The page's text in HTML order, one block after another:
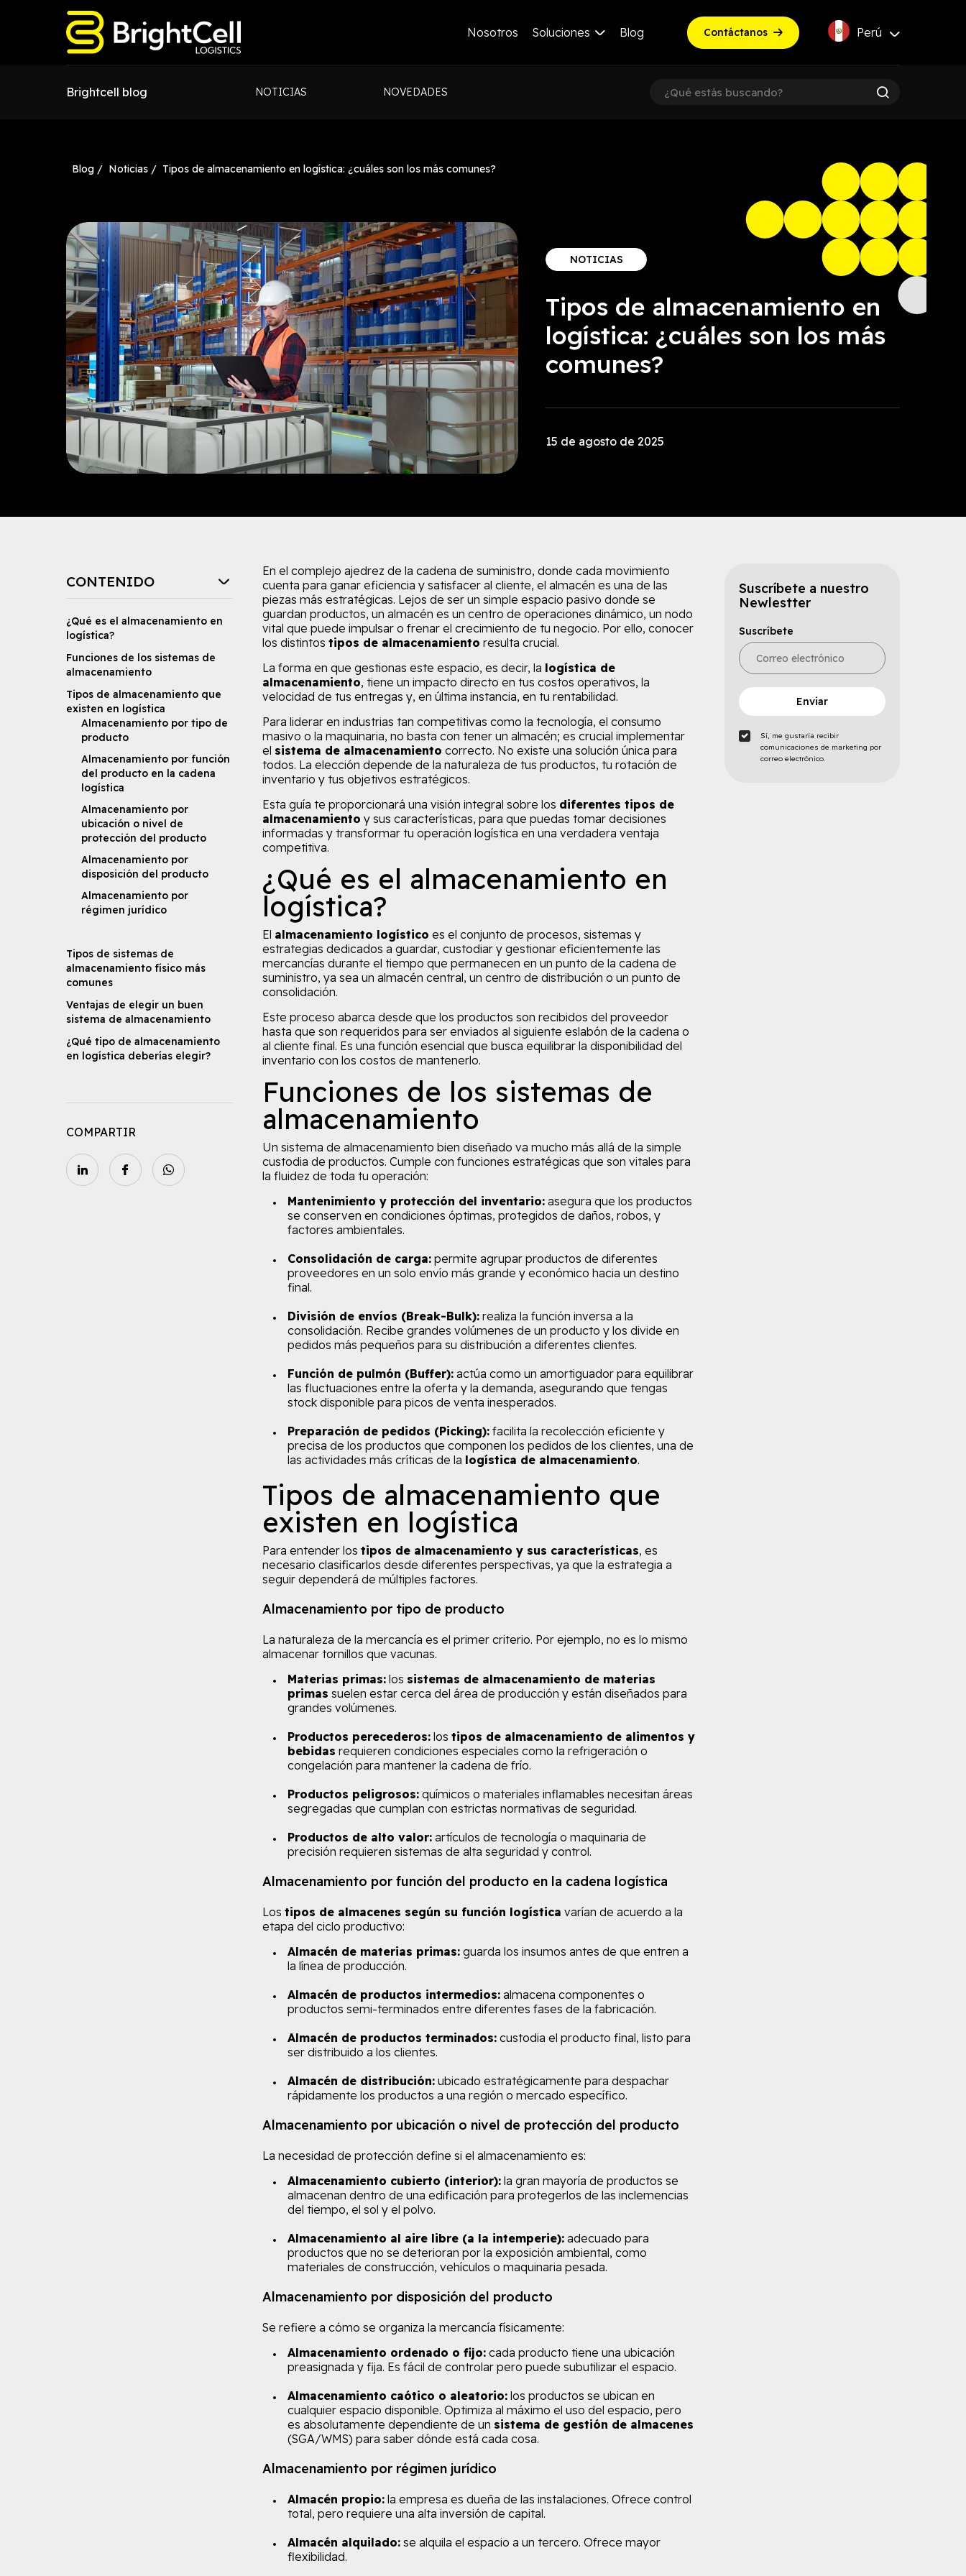
Nosotros Soluciones Blog Contáctanos Perú
Brightcell blog NOTICIAS NOVEDADES
Blog / Noticias / Tipos de almacenamiento en logística: ¿cuáles son los más comunes?
NOTICIAS
Tipos de almacenamiento en
logística: ¿cuáles son los más
comunes?
15 de agosto de 2025
CONTENIDO
¿Qué es el almacenamiento en
logística?
Funciones de los sistemas de
almacenamiento
Tipos de almacenamiento que
existen en logística
Almacenamiento por tipo de
producto
Almacenamiento por función
del producto en la cadena
logística
Almacenamiento por
ubicación o nivel de
protección del producto
Almacenamiento por
disposición del producto
Almacenamiento por
régimen jurídico
Tipos de sistemas de
almacenamiento físico más
comunes
Ventajas de elegir un buen
sistema de almacenamiento
¿Qué tipo de almacenamiento
en logística deberías elegir?
COMPARTIR
En el complejo ajedrez de la cadena de suministro, donde cada movimiento
cuenta para ganar eficiencia y satisfacer al cliente, el almacén es una de las
piezas más estratégicas. Lejos de ser un simple espacio pasivo donde se
guardan productos, un almacén es un centro de operaciones dinámico, un nodo
vital que puede impulsar o frenar el crecimiento de tu negocio. Por ello, conocer
los distintos tipos de almacenamiento resulta crucial.
La forma en que gestionas este espacio, es decir, la logística de
almacenamiento, tiene un impacto directo en tus costos operativos, la
velocidad de tus entregas y, en última instancia, en tu rentabilidad.
Para liderar en industrias tan competitivas como la tecnología, el consumo
masivo o la maquinaria, no basta con tener un almacén; es crucial implementar
el sistema de almacenamiento correcto. No existe una solución única para
todos. La elección depende de la naturaleza de tus productos, tu rotación de
inventario y tus objetivos estratégicos.
Esta guía te proporcionará una visión integral sobre los diferentes tipos de
almacenamiento y sus características, para que puedas tomar decisiones
informadas y transformar tu operación logística en una verdadera ventaja
competitiva.
¿Qué es el almacenamiento en
logística?
El almacenamiento logístico es el conjunto de procesos, sistemas y
estrategias dedicados a guardar, custodiar y gestionar eficientemente las
mercancías durante el tiempo que permanecen en un punto de la cadena de
suministro, ya sea un almacén central, un centro de distribución o un punto de
consolidación.
Este proceso abarca desde que los productos son recibidos del proveedor
hasta que son requeridos para ser enviados al siguiente eslabón de la cadena o
al cliente final. Es una función esencial que busca equilibrar la disponibilidad del
inventario con los costos de mantenerlo.
Funciones de los sistemas de
almacenamiento
Un sistema de almacenamiento bien diseñado va mucho más allá de la simple
custodia de productos. Cumple con funciones estratégicas que son vitales para
la fluidez de toda tu operación:
Mantenimiento y protección del inventario:asegura que los productos
se conserven en condiciones óptimas, protegidos de daños, robos, y
factores ambientales.
Consolidación de carga:permite agrupar productos de diferentes
proveedores en un solo envío más grande y económico hacia un destino
final.
División de envíos (Break-Bulk):realiza la función inversa a la
consolidación. Recibe grandes volúmenes de un producto y los divide en
pedidos más pequeños para su distribución a diferentes clientes.
Función de pulmón (Buffer):actúa como un amortiguador para equilibrar
las fluctuaciones entre la oferta y la demanda, asegurando que tengas
stock disponible para picos de venta inesperados.
Preparación de pedidos (Picking):facilita la recolección eficiente y
precisa de los productos que componen los pedidos de los clientes, una de
las actividades más críticas de la logística de almacenamiento.
Tipos de almacenamiento que
existen en logística
Para entender los tipos de almacenamiento y sus características, es
necesario clasificarlos desde diferentes perspectivas, ya que la estrategia a
seguir dependerá de múltiples factores.
Almacenamiento por tipo de producto
La naturaleza de la mercancía es el primer criterio. Por ejemplo, no es lo mismo
almacenar tornillos que vacunas.
Materias primas:los sistemas de almacenamiento de materias
primas suelen estar cerca del área de producción y están diseñados para
grandes volúmenes.
Productos perecederos:los tipos de almacenamiento de alimentos y
bebidas requieren condiciones especiales como la refrigeración o
congelación para mantener la cadena de frío.
Productos peligrosos:químicos o materiales inflamables necesitan áreas
segregadas que cumplan con estrictas normativas de seguridad.
Productos de alto valor:artículos de tecnología o maquinaria de
precisión requieren sistemas de alta seguridad y control.
Almacenamiento por función del producto en la cadena logística
Los tipos de almacenes según su función logística varían de acuerdo a la
etapa del ciclo productivo:
Almacén de materias primas:guarda los insumos antes de que entren a
la línea de producción.
Almacén de productos intermedios:almacena componentes o
productos semi-terminados entre diferentes fases de la fabricación.
Almacén de productos terminados:custodia el producto final, listo para
ser distribuido a los clientes.
Almacén de distribución:ubicado estratégicamente para despachar
rápidamente los productos a una región o mercado específico.
Almacenamiento por ubicación o nivel de protección del producto
La necesidad de protección define si el almacenamiento es:
Almacenamiento cubierto (interior):la gran mayoría de productos se
almacenan dentro de una edificación para protegerlos de las inclemencias
del tiempo, el sol y el polvo.
Almacenamiento al aire libre (a la intemperie):adecuado para
productos que no se deterioran por la exposición ambiental, como
materiales de construcción, vehículos o maquinaria pesada.
Almacenamiento por disposición del producto
Se refiere a cómo se organiza la mercancía físicamente:
Almacenamiento ordenado o fijo:cada producto tiene una ubicación
preasignada y fija. Es fácil de controlar pero puede subutilizar el espacio.
Almacenamiento caótico o aleatorio:los productos se ubican en
cualquier espacio disponible. Optimiza al máximo el uso del espacio, pero
es absolutamente dependiente de un sistema de gestión de almacenes
(SGA/WMS) para saber dónde está cada cosa.
Almacenamiento por régimen jurídico
Almacén propio:la empresa es dueña de las instalaciones. Ofrece control
total, pero requiere una alta inversión de capital.
Almacén alquilado:se alquila el espacio a un tercero. Ofrece mayor
flexibilidad.
Suscríbete a nuestro
Newlestter
Suscríbete
Enviar
Sí, me gustaría recibir
comunicaciones de marketing por
correo electrónico.